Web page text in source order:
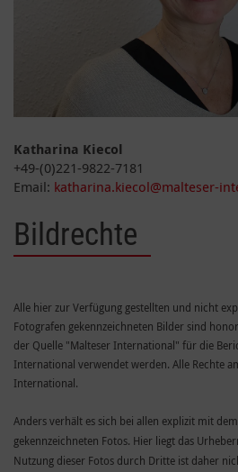
Katharina Kiecol
+49-(0)221-9822-7181
Email: katharina.kiecol@malteser-
Bildrechte
Alle hier zur Verfügung gestellten und nicht
Fotografen gekennzeichneten Bilder sind
der Quelle "Malteser International" für die
International verwendet werden. Alle Rechte
International.
Anders verhält es sich bei allen explizit mit
gekennzeichneten Fotos. Hier liegt das
Nutzung dieser Fotos durch Dritte ist daher